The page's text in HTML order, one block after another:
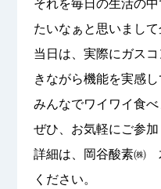
それを毎日の生活の
たいなぁと思いまして
当日は、実際にガス
きながら機能を実感
みんなでワイワイ食
ぜひ、お気軽にご参加
詳細は、岡谷酸素㈱
ください。